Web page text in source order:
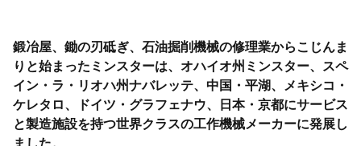
鍛冶屋、鋤の刃砥ぎ、石油掘削機械の修理業からこじんま
りと始まったミンスターは、オハイオ州ミンスター、スペ
イン・ラ・リオハ州ナバレッテ、中国・平湖、メキシコ・
ケレタロ、ドイツ・グラフェナウ、日本・京都にサービス
と製造施設を持つ世界クラスの工作機械メーカーに発展し